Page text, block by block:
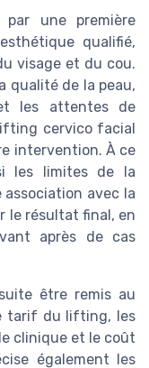
par une première
qualifié,
visage et du cou.
qualité de la peau,
les attentes de
cervico facial
intervention. À ce
les limites de la
avec la
le résultat final, en
après de cas
être remis au
tarif du lifting, les
clinique et le coût
également les